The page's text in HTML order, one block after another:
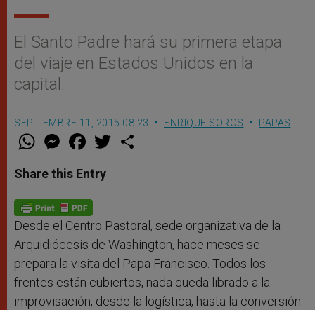
El Santo Padre hará su primera etapa
del viaje en Estados Unidos en la
capital.
SEPTIEMBRE 11, 2015 08:23 ENRIQUE SOROS PAPAS
W
t
s
p
p
M
e
s
e
g
e
r
F
a
e
b
o
k
w
Share this Entry
Desde el Centro Pastoral, sede organizativa de la
Arquidiócesis de Washington, hace meses se
prepara la visita del Papa Francisco. Todos los
frentes están cubiertos, nada queda librado a la
improvisación, desde la logística, hasta la conversión